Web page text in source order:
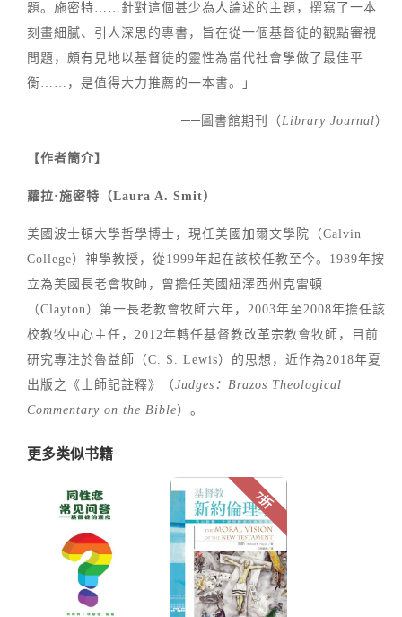
題。施密特……針對這個甚少為人論述的主題，撰寫了一本
刻畫細膩、引人深思的專書，旨在從一個基督徒的觀點審視
問題，頗有見地以基督徒的靈性為當代社會學做了最佳平
衡……，是值得大力推薦的一本書。」
──圖書館期刊（Library Journal）
【作者簡介】
蘿拉·施密特（Laura A. Smit）
美國波士頓大學哲學博士，現任美國加爾文學院（Calvin
College）神學教授，從1999年起在該校任教至今。1989年按
立為美國長老會牧師，曾擔任美國紐澤西州克雷頓
（Clayton）第一長老教會牧師六年，2003年至2008年擔任該
校教牧中心主任，2012年轉任基督教改革宗教會牧師，目前
研究專注於魯益師（C. S. Lewis）的思想，近作為2018年夏
出版之《士師記註釋》（Judges：Brazos Theological
Commentary on the Bible）。
更多类似书籍